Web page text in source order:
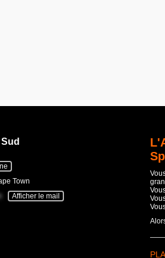
Town
Afficher le mail